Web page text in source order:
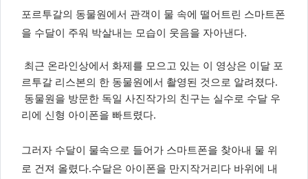
포르투갈의 동물원에서 관객이 물 속에 떨어트린 스마트폰
을 수달이 주워 박살내는 모습이 웃음을 자아낸다.
최근 온라인상에서 화제를 모으고 있는 이 영상은 이달 포
르투갈 리스본의 한 동물원에서 촬영된 것으로 알려졌다.
동물원을 방문한 독일 사진작가의 친구는 실수로 수달 우
리에 신형 아이폰을 빠트렸다.
그러자 수달이 물속으로 들어가 스마트폰을 찾아내 물 위
로 건져 올렸다.수달은 아이폰을 만지작거리다 바위에 내